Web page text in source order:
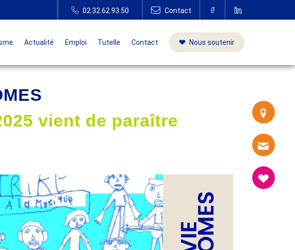
Actualité Emploi Tutelle Contact Nous soutenir
vient de paraître